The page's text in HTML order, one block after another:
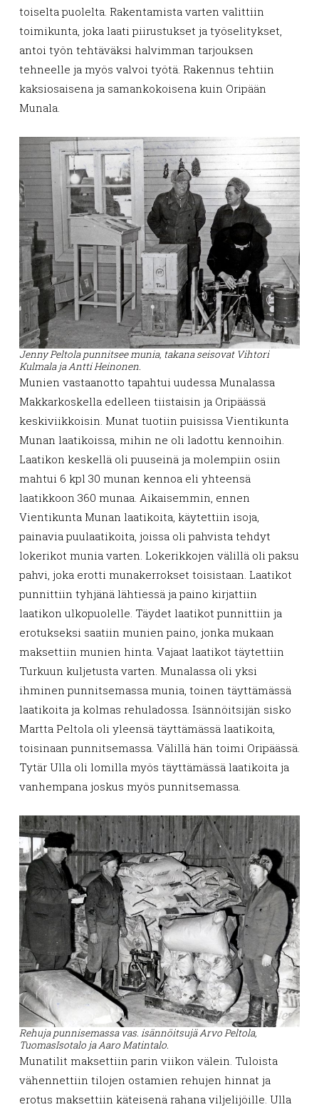
toiselta puolelta. Rakentamista varten valittiin
toimikunta, joka laati piirustukset ja työselitykset,
antoi työn tehtäväksi halvimman tarjouksen
tehneelle ja myös valvoi työtä. Rakennus tehtiin
kaksiosaisena ja samankokoisena kuin Oripään
Munala.
Jenny Peltola punnitsee munia, takana seisovat Vihtori
Kulmala ja Antti Heinonen.
Munien vastaanotto tapahtui uudessa Munalassa
Makkarkoskella edelleen tiistaisin ja Oripäässä
keskiviikkoisin. Munat tuotiin puisissa Vientikunta
Munan laatikoissa, mihin ne oli ladottu kennoihin.
Laatikon keskellä oli puuseinä ja molempiin osiin
mahtui 6 kpl 30 munan kennoa eli yhteensä
laatikkoon 360 munaa. Aikaisemmin, ennen
Vientikunta Munan laatikoita, käytettiin isoja,
painavia puulaatikoita, joissa oli pahvista tehdyt
lokerikot munia varten. Lokerikkojen välillä oli paksu
pahvi, joka erotti munakerrokset toisistaan. Laatikot
punnittiin tyhjänä lähtiessä ja paino kirjattiin
laatikon ulkopuolelle. Täydet laatikot punnittiin ja
erotukseksi saatiin munien paino, jonka mukaan
maksettiin munien hinta. Vajaat laatikot täytettiin
Turkuun kuljetusta varten. Munalassa oli yksi
ihminen punnitsemassa munia, toinen täyttämässä
laatikoita ja kolmas rehuladossa. Isännöitsijän sisko
Martta Peltola oli yleensä täyttämässä laatikoita,
toisinaan punnitsemassa. Välillä hän toimi Oripäässä.
Tytär Ulla oli lomilla myös täyttämässä laatikoita ja
vanhempana joskus myös punnitsemassa.
Rehuja punnisemassa vas. isännöitsujä Arvo Peltola,
TuomasIsotalo ja Aaro Matintalo.
Munatilit maksettiin parin viikon välein. Tuloista
vähennettiin tilojen ostamien rehujen hinnat ja
erotus maksettiin käteisenä rahana viljelijöille. Ulla